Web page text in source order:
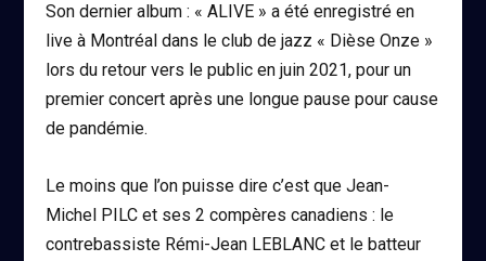
Son dernier album : « ALIVE » a été enregistré en
live à Montréal dans le club de jazz « Dièse Onze »
lors du retour vers le public en juin 2021, pour un
premier concert après une longue pause pour cause
de pandémie.
Le moins que l’on puisse dire c’est queJean-
Michel PILC et ses 2 compères canadiens : le
contrebassiste Rémi-Jean LEBLANC et le batteur